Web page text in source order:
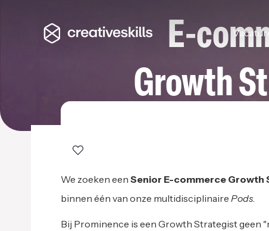
E-
Growth
We zoeken een Senior E-commerce Growth
binnen één van onze multidisciplinaire Pods.
Bij Prominence is een Growth Strategist geen